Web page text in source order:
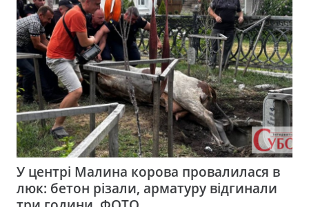
У центрі Малина корова провалилася в
люк: бетон різали, арматуру відгинали